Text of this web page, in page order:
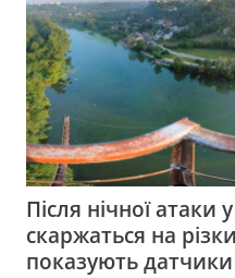
Після нічної атаки
скаржаться на
показують датчики